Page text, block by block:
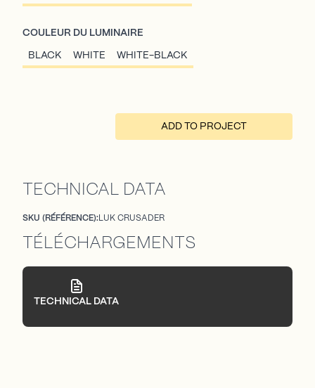
COULEUR DU LUMINAIRE
BLACK WHITE WHITE-BLACK
ADD TO PROJECT
TECHNICAL DATA
SKU (RÉFÉRENCE):LUK CRUSADER
TÉLÉCHARGEMENTS
TECHNICAL DATA